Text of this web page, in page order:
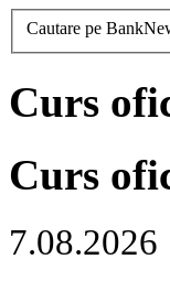
Cautare pe
Curs
Curs
7.08.2026